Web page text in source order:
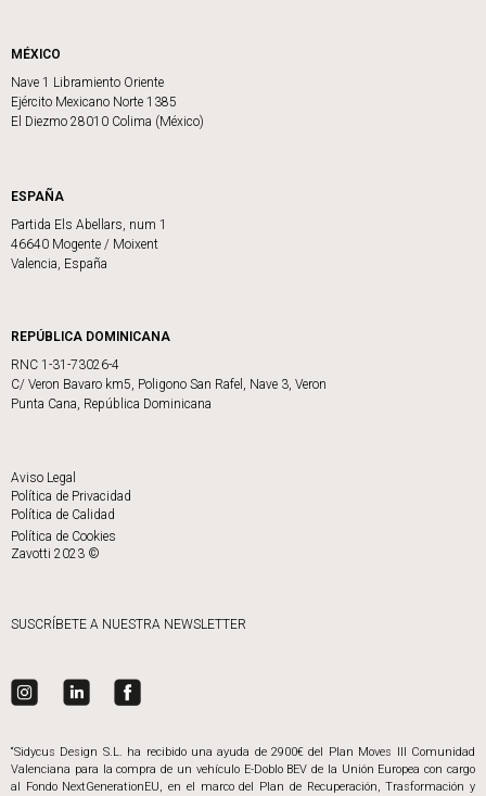
MÉXICO
Nave 1 Libramiento Oriente
Ejército Mexicano Norte 1385
El Diezmo 28010 Colima (México)
ESPAÑA
Partida Els Abellars, num 1
46640 Mogente / Moixent
Valencia, España
REPÚBLICA DOMINICANA
RNC 1-31-73026-4
C/ Veron Bavaro km5, Poligono San Rafel, Nave 3, Veron
Punta Cana, República Dominicana
Aviso Legal
Política de Privacidad
Política de Calidad
Política de Cookies
Zavotti 2023 ©
SUSCRÍBETE A NUESTRA NEWSLETTER
“Sidycus Design S.L. ha recibido una ayuda de 2900€ del Plan Moves III Comunidad
Valenciana para la compra de un vehículo E-Doblo BEV de la Unión Europea con cargo
al Fondo NextGenerationEU, en el marco del Plan de Recuperación, Trasformación y